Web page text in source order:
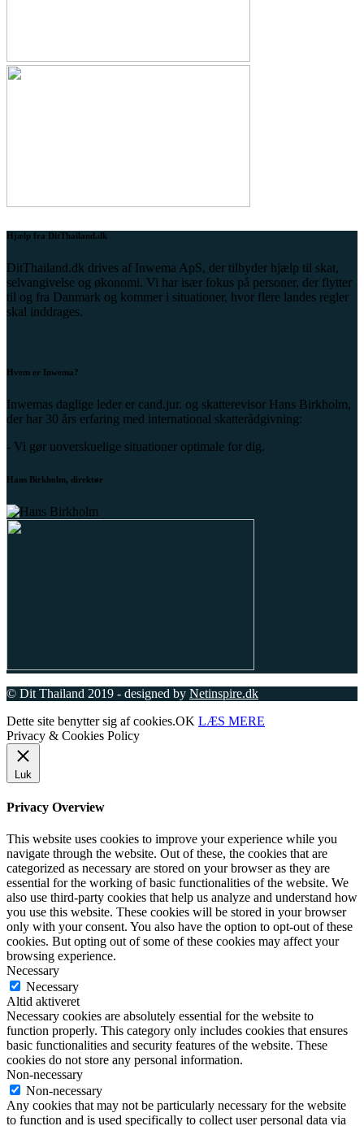
Hjælp fra DitThailand.dk
DitThailand.dk drives af Inwema ApS, der tilbyder hjælp til skat,
selvangivelse og økonomi. Vi har især fokus på personer, der flytter
til og fra Danmark og kommer i situationer, hvor flere landes regler
skal inddrages.
Hvem er Inwema?
Inwemas daglige leder er cand.jur. og skatterevisor Hans Birkholm,
der har 30 års erfaring med international skatterådgivning:
- Vi gør uoverskuelige situationer optimale for dig.
Hans Birkholm, direktør
© Dit Thailand 2019 - designed by Netinspire.dk
Dette site benytter sig af cookies.OK LÆS MERE
Privacy & Cookies Policy
Luk
Privacy Overview
This website uses cookies to improve your experience while you
navigate through the website. Out of these, the cookies that are
categorized as necessary are stored on your browser as they are
essential for the working of basic functionalities of the website. We
also use third-party cookies that help us analyze and understand how
you use this website. These cookies will be stored in your browser
only with your consent. You also have the option to opt-out of these
cookies. But opting out of some of these cookies may affect your
browsing experience.
Necessary
Necessary
Altid aktiveret
Necessary cookies are absolutely essential for the website to
function properly. This category only includes cookies that ensures
basic functionalities and security features of the website. These
cookies do not store any personal information.
Non-necessary
Non-necessary
Any cookies that may not be particularly necessary for the website
to function and is used specifically to collect user personal data via